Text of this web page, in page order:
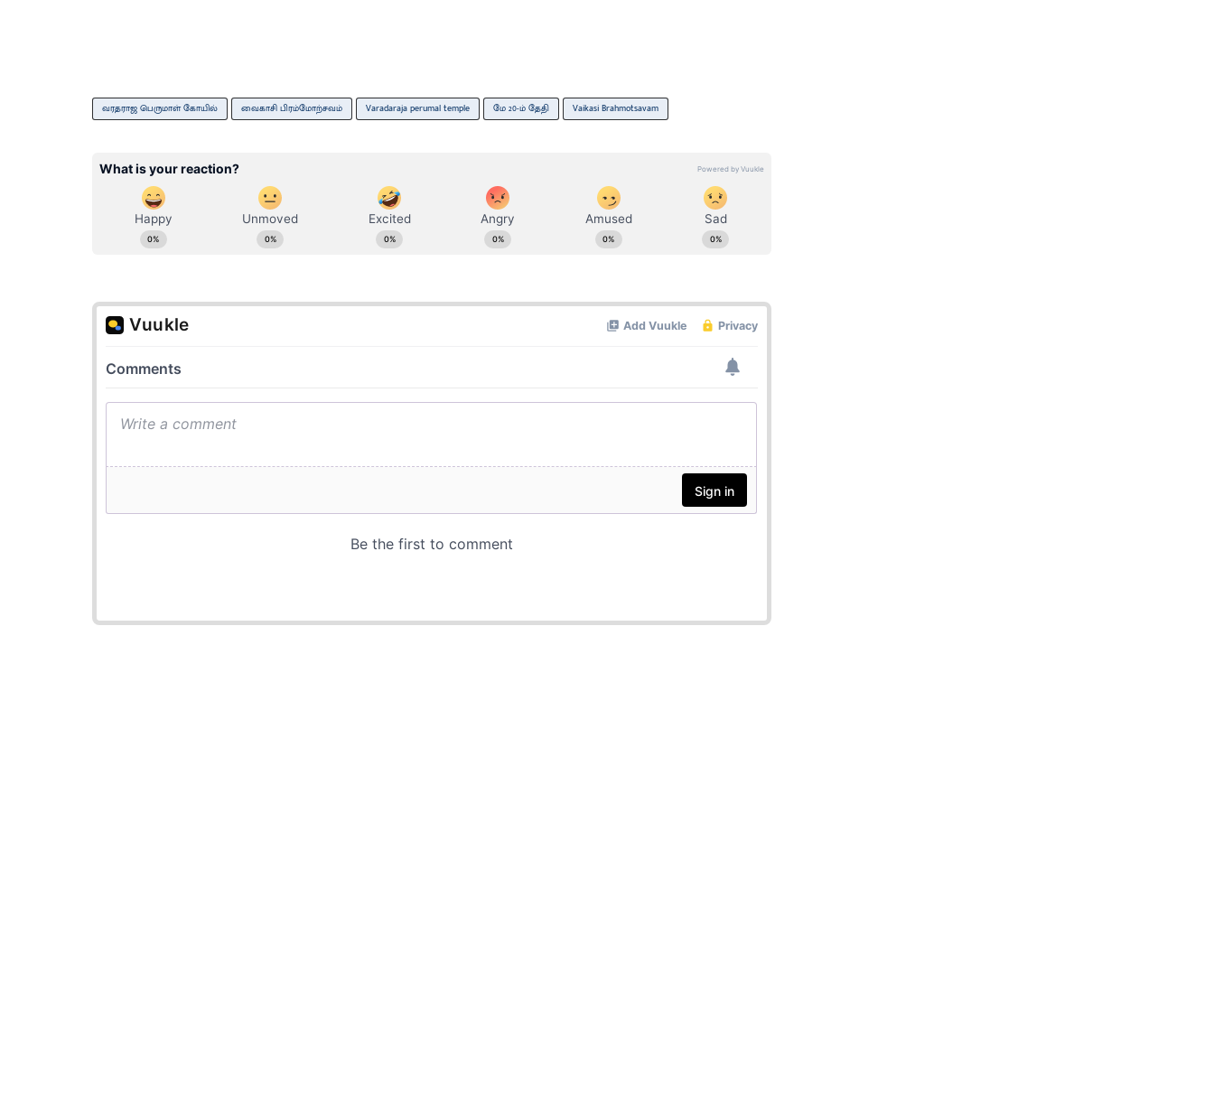
வரதராஜ பெருமாள் கோயில் வைகாசி பிரம்மோற்சவம் Varadaraja perumal temple மே 20-ம் தேதி Vaikasi Brahmotsavam